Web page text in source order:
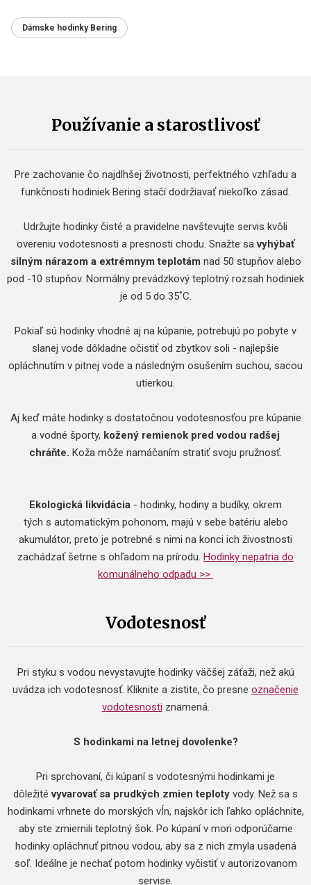
Dámske hodinky Bering
Používanie a starostlivosť
Pre zachovanie čo najdlhšej životnosti, perfektného vzhľadu a
funkčnosti hodiniek Bering stačí dodržiavať niekoľko zásad.
Udržujte hodinky čisté a pravidelne navštevujte servis kvôli
overeniu vodotesnosti a presnosti chodu. Snažte savyhýbať
silným nárazom a extrémnym teplotám nad 50 stupňov alebo
pod -10 stupňov. Normálny prevádzkový teplotný rozsah hodiniek
je od 5 do 35˚C.
Pokiaľ sú hodinky vhodné aj na kúpanie, potrebujú po pobyte v
slanej vode dôkladne očistiť od zbytkov soli - najlepšie
opláchnutím v pitnej vode a následným osušením suchou, sacou
utierkou.
Aj keď máte hodinky s dostatočnou vodotesnosťou pre kúpanie
a vodné športy, kožený remienok pred vodou radšej
chráňte. Koža môže namáčaním stratiť svoju pružnosť.
Ekologická likvidácia - hodinky, hodiny a budíky, okrem
tých s automatickým pohonom, majú v sebe batériu alebo
akumulátor, preto je potrebné s nimi na konci ich živostnosti
zachádzať šetrne s ohľadom na prírodu. Hodinky nepatria do
komunálneho odpadu >>
Vodotesnosť
Pri styku s vodou nevystavujte hodinky väčšej záťaži, než akú
uvádza ich vodotesnosť. Kliknite a zistite, čo presne označenie
vodotesnosti znamená.
S hodinkami na letnej dovolenke?
Pri sprchovaní, či kúpaní s vodotesnými hodinkami je
dôležitévyvarovať sa prudkých zmien teploty vody. Než sa s
hodinkami vrhnete do morských vĺn, najskôr ich ľahko opláchnite,
aby ste zmiernili teplotný šok. Po kúpaní v mori odporúčame
hodinky opláchnuť pitnou vodou, aby sa z nich zmyla usadená
soľ. Ideálne je nechať potom hodinky vyčistiť v autorizovanom
servise.